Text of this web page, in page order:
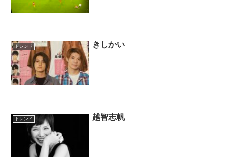
トレンド きしかい
トレンド 越智志帆